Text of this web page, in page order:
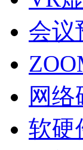
会议
网
软硬